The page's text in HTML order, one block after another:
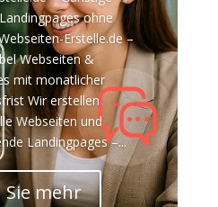
ohne
Erstelle.de –
Webseiten &
mit monatlicher
Wir erstellen
Webseiten und
Landingpages –...
Sie mehr